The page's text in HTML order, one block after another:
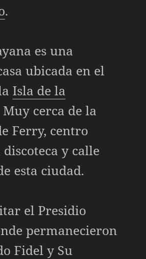
.
es una
ubicada en el
Isla de la
Muy cerca de la
Ferry, centro
y calle
esta ciudad.
el Presidio
permanecieron
Fidel y Su